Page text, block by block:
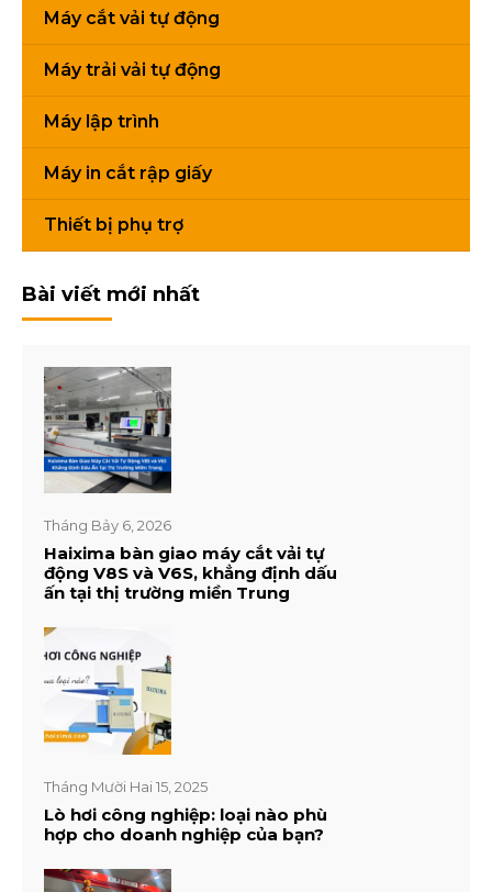
lượng
Kích
mâm
(cm)
Tray size (cm)
mâm
thước
máy
(cm)
(cm)
Máy cắt vải tự động
Máy trải vải tự động
Máy lập trình
Máy in cắt rập giấy
Thiết bị phụ trợ
Bài viết mới nhất
Tháng Bảy 6, 2026
Haixima bàn giao máy cắt vải tự
động V8S và V6S, khẳng định dấu
ấn tại thị trường miền Trung
Tháng Mười Hai 15, 2025
Lò hơi công nghiệp: loại nào phù
hợp cho doanh nghiệp của bạn?